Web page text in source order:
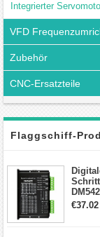
Integrierter
VFD
Zubehör
CNC-Ersatzteile
Flaggschiff-
€37.02